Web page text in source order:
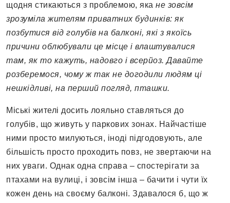
щодня стикаються з проблемою, яка не зовсім
зрозуміла жителям приватних будинків: як
позбутися від голубів на балконі, які з якоїсь
причини облюбували це місце і влаштувалися
там, як то кажуть, надовго і всерйоз. Давайте
розберемося, чому ж так не догодили людям ці
нешкідливі, на перший погляд, пташки.
Міські жителі досить лояльно ставляться до
голубів, що живуть у паркових зонах. Найчастіше
ними просто милуються, іноді підгодовують, але
більшість просто проходить повз, не звертаючи на
них уваги. Однак одна справа – спостерігати за
птахами на вулиці, і зовсім інша – бачити і чути їх
кожен день на своєму балконі. Здавалося б, що ж